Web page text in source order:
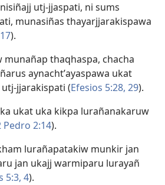
utj-jjaspati, ni sums
munasiñas thayarjjarakispawa
).
munañap thaqhaspa, chacha
aynachtʼayaspawa ukat
jjarakispati (Efesios 5:28, 29).
ukat uka kikpa lurañanakaruw
Pedro 2:14).
lurañapatakiw munkir jan
jan ukajj warmiparu lurayañ
5:3, 4).